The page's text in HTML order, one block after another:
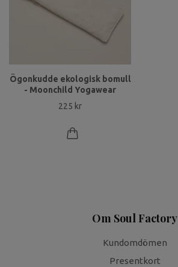
Ögonkudde ekologisk bomull
- Moonchild Yogawear
225 kr
Om Soul Factory
Kundomdömen
Presentkort